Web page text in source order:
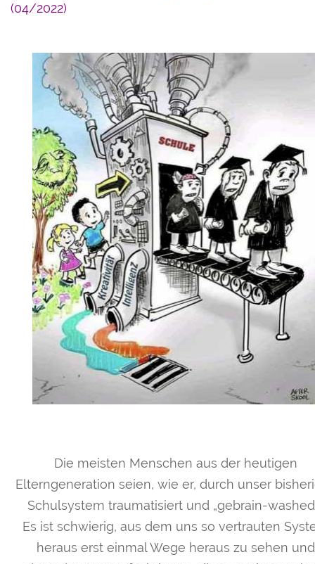
(04/2022)
Die meisten Menschen aus der heutigen
Elterngeneration seien, wie er, durch unser
Schulsystem traumatisiert und „gebrain-
Es ist schwierig, aus dem uns so vertrauten
heraus erst einmal Wege heraus zu sehen und